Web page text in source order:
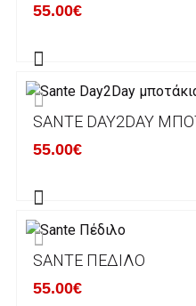
του ηλεκτρονικού
Χρόνος
ΠΟΛΙΤΙΚΗ ΕΠΙΣΤΡΟΦΩΝ
55.00€
SANTE DAY2DAY
55.00€
SANTE ΠΈΔΙΛΟ
55.00€